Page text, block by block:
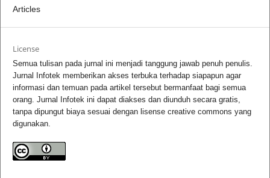
Articles
License
Semua tulisan pada jurnal ini menjadi tanggung jawab penuh penulis.
Jurnal Infotek memberikan akses terbuka terhadap siapapun agar
informasi dan temuan pada artikel tersebut bermanfaat bagi semua
orang. Jurnal Infotek ini dapat diakses dan diunduh secara gratis,
tanpa dipungut biaya sesuai dengan lisense creative commons yang
digunakan.